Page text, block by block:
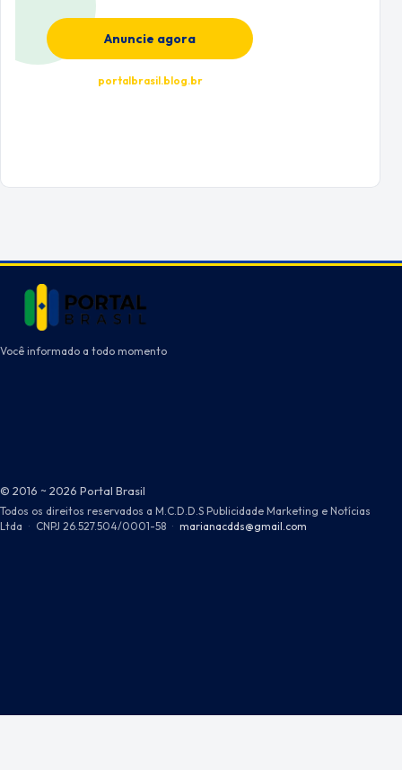
Anuncie agora
portalbrasil.blog.br
Você informado a todo momento
© 2016 ~ 2026 Portal Brasil
Todos os direitos reservados a M.C.D.D.S Publicidade Marketing e Notícias
Ltda · CNPJ 26.527.504/0001-58 · marianacdds@gmail.com